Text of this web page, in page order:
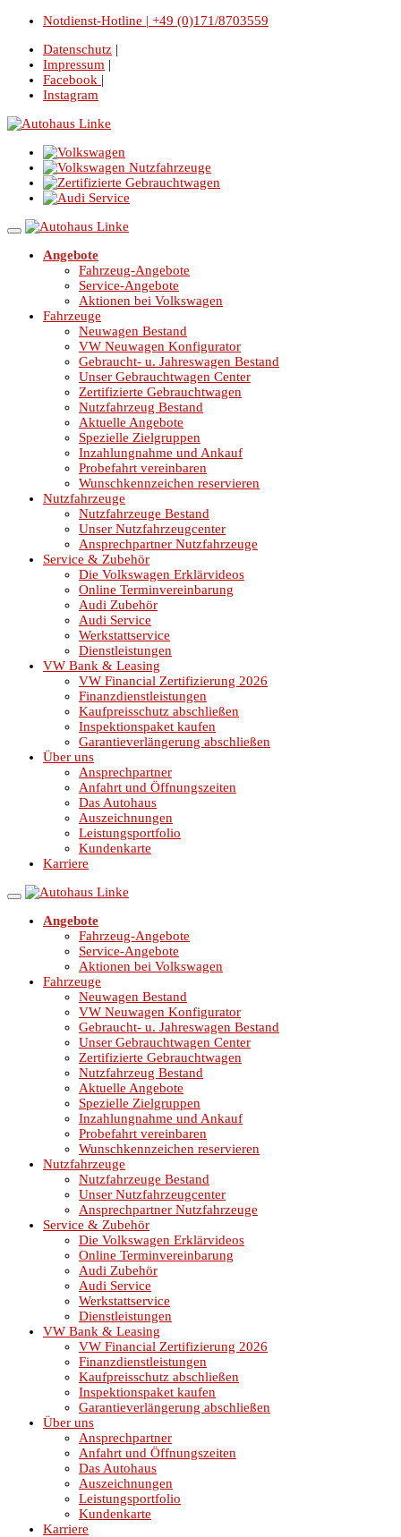
Notdienst-Hotline | +49 (0)171/8703559
Datenschutz |
Impressum |
Facebook |
Instagram
Angebote
Fahrzeug-Angebote
Service-Angebote
Aktionen bei Volkswagen
Fahrzeuge
Neuwagen Bestand
VW Neuwagen Konfigurator
Gebraucht- u. Jahreswagen Bestand
Unser Gebrauchtwagen Center
Zertifizierte Gebrauchtwagen
Nutzfahrzeug Bestand
Aktuelle Angebote
Spezielle Zielgruppen
Inzahlungnahme und Ankauf
Probefahrt vereinbaren
Wunschkennzeichen reservieren
Nutzfahrzeuge
Nutzfahrzeuge Bestand
Unser Nutzfahrzeugcenter
Ansprechpartner Nutzfahrzeuge
Service & Zubehör
Die Volkswagen Erklärvideos
Online Terminvereinbarung
Audi Zubehör
Audi Service
Werkstattservice
Dienstleistungen
VW Bank & Leasing
VW Financial Zertifizierung 2026
Finanzdienstleistungen
Kaufpreisschutz abschließen
Inspektionspaket kaufen
Garantieverlängerung abschließen
Über uns
Ansprechpartner
Anfahrt und Öffnungszeiten
Das Autohaus
Auszeichnungen
Leistungsportfolio
Kundenkarte
Karriere
Angebote
Fahrzeug-Angebote
Service-Angebote
Aktionen bei Volkswagen
Fahrzeuge
Neuwagen Bestand
VW Neuwagen Konfigurator
Gebraucht- u. Jahreswagen Bestand
Unser Gebrauchtwagen Center
Zertifizierte Gebrauchtwagen
Nutzfahrzeug Bestand
Aktuelle Angebote
Spezielle Zielgruppen
Inzahlungnahme und Ankauf
Probefahrt vereinbaren
Wunschkennzeichen reservieren
Nutzfahrzeuge
Nutzfahrzeuge Bestand
Unser Nutzfahrzeugcenter
Ansprechpartner Nutzfahrzeuge
Service & Zubehör
Die Volkswagen Erklärvideos
Online Terminvereinbarung
Audi Zubehör
Audi Service
Werkstattservice
Dienstleistungen
VW Bank & Leasing
VW Financial Zertifizierung 2026
Finanzdienstleistungen
Kaufpreisschutz abschließen
Inspektionspaket kaufen
Garantieverlängerung abschließen
Über uns
Ansprechpartner
Anfahrt und Öffnungszeiten
Das Autohaus
Auszeichnungen
Leistungsportfolio
Kundenkarte
Karriere